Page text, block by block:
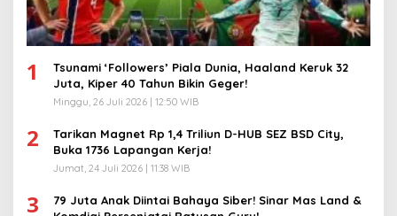
1
Tsunami ‘Followers’ Piala Dunia, Haaland Keruk 32
Juta, Kiper 40 Tahun Bikin Geger!
Minggu, 26 Juli 2026 | 12:50 WIB
2
Tarikan Magnet Rp 1,4 Triliun D-HUB SEZ BSD City,
Buka 1736 Lapangan Kerja!
Jumat, 24 Juli 2026 | 11:38 WIB
3
79 Juta Anak Diintai Bahaya Siber! Sinar Mas Land &